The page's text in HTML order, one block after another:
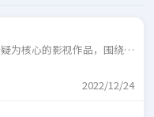
为核心的影视作品，围绕危
开，整体节奏紧凑，适合一
2022/12/24